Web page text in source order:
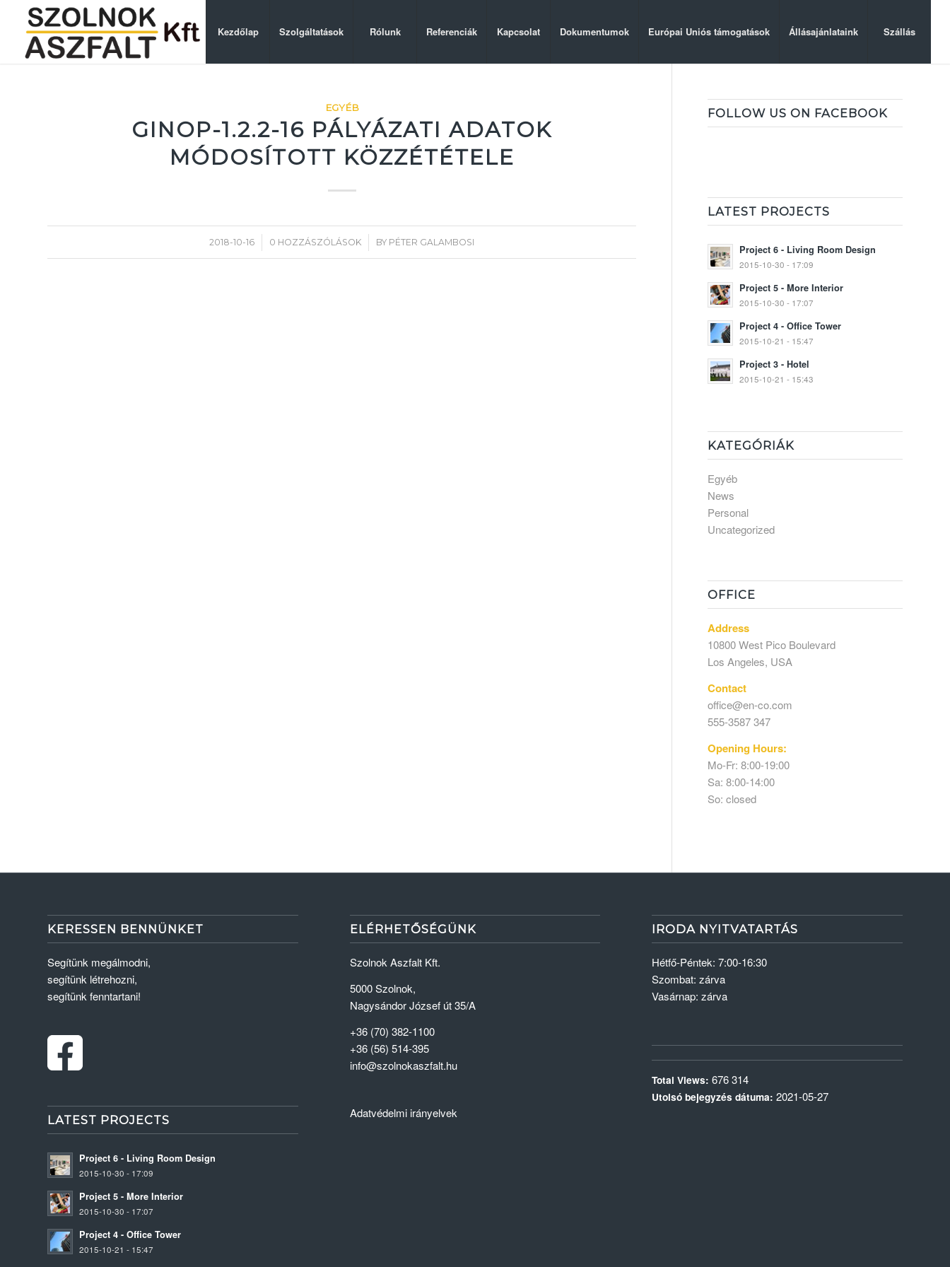
Kezdőlap Szolgáltatások Rólunk Referenciák Kapcsolat Dokumentumok Európai Uniós támogatások Állásajánlataink Szállás
EGYÉB
GINOP-1.2.2-16 PÁLYÁZATI ADATOK
MÓDOSÍTOTT KÖZZÉTÉTELE
2018-10-16
/ 0 HOZZÁSZÓLÁSOK
/ BY PÉTER GALAMBOSI
FOLLOW US ON FACEBOOK
LATEST PROJECTS
Project 6 - Living Room Design
2015-10-30 - 17:09
Project 5 - More Interior
2015-10-30 - 17:07
Project 4 - Office Tower
2015-10-21 - 15:47
Project 3 - Hotel
2015-10-21 - 15:43
KATEGÓRIÁK
Egyéb
News
Personal
Uncategorized
OFFICE
Address
10800 West Pico Boulevard
Los Angeles, USA
Contact
office@en-co.com
555-3587 347
Opening Hours:
Mo-Fr: 8:00-19:00
Sa: 8:00-14:00
So: closed
KERESSEN BENNÜNKET
Segítünk megálmodni,
segítünk létrehozni,
segítünk fenntartani!
LATEST PROJECTS
Project 6 - Living Room Design
2015-10-30 - 17:09
Project 5 - More Interior
2015-10-30 - 17:07
Project 4 - Office Tower
2015-10-21 - 15:47
ELÉRHETŐSÉGÜNK
Szolnok Aszfalt Kft.
5000 Szolnok,
Nagysándor József út 35/A
+36 (70) 382-1100
+36 (56) 514-395
info@szolnokaszfalt.hu
Adatvédelmi irányelvek
IRODA NYITVATARTÁS
Hétfő-Péntek: 7:00-16:30
Szombat: zárva
Vasárnap: zárva
Total Views:676 314
Utolsó bejegyzés dátuma:2021-05-27